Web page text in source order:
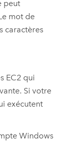
peut
mot de
caractères
EC2 qui
Si votre
exécutent
Windows